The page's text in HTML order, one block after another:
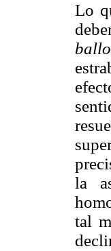
Lo
ballo
la
tal